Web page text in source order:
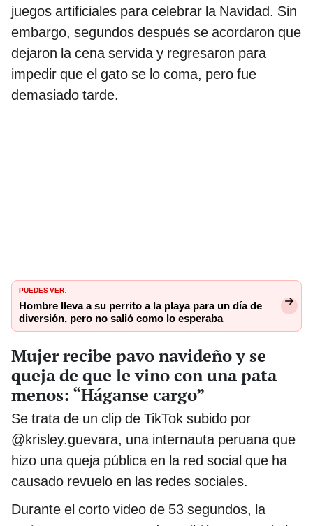
juegos artificiales para celebrar la Navidad. Sin
embargo, segundos después se acordaron que
dejaron la cena servida y regresaron para
impedir que el gato se lo coma, pero fue
demasiado tarde.
PUEDES VER:
Hombre lleva a su perrito a la playa para un día de
diversión, pero no salió como lo esperaba
Mujer recibe pavo navideño y se
queja de que le vino con una pata
menos: “Háganse cargo”
Se trata de un clip de TikTok subido por
@krisley.guevara, una internauta peruana que
hizo una queja pública en la red social que ha
causado revuelo en las redes sociales.
Durante el corto video de 53 segundos, la